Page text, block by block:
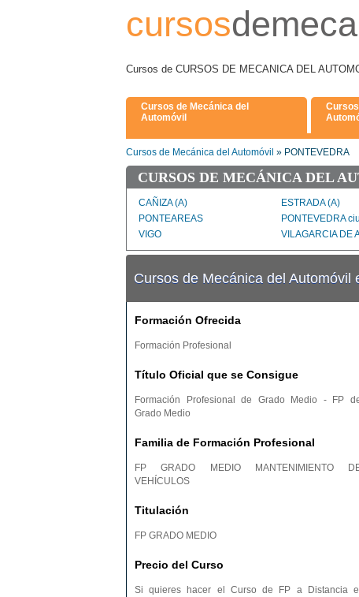
cursos
Cursos de CURSOS DE MECANICA DEL
Cursos de Mecánica del
Automóvil
Cursos de Mecánica del Automóvil » PONTEVEDRA
CURSOS DE MECÁNICA DEL
CAÑIZA (A) ESTRADA (A)
PONTEAREAS
PONTEVEDRA
VIGO
VILAGARCIA DE
Cursos de Mecánica del Automóvil
Formación Ofrecida
Formación Profesional
Título Oficial que se Consigue
Formación Profesional de Grado Medio - FP
Grado Medio
Familia de Formación Profesional
FP GRADO MEDIO MANTENIMIENTO
VEHÍCULOS
Titulación
FP GRADO MEDIO
Precio del Curso
Si quieres hacer el Curso de FP a Distancia el